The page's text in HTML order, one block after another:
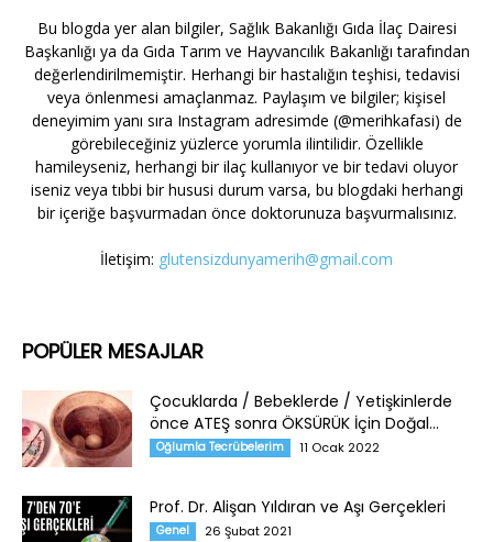
Bu blogda yer alan bilgiler, Sağlık Bakanlığı Gıda İlaç Dairesi
Başkanlığı ya da Gıda Tarım ve Hayvancılık Bakanlığı tarafından
değerlendirilmemiştir. Herhangi bir hastalığın teşhisi, tedavisi
veya önlenmesi amaçlanmaz. Paylaşım ve bilgiler; kişisel
deneyimim yanı sıra Instagram adresimde (@merihkafasi) de
görebileceğiniz yüzlerce yorumla ilintilidir. Özellikle
hamileyseniz, herhangi bir ilaç kullanıyor ve bir tedavi oluyor
iseniz veya tıbbi bir hususi durum varsa, bu blogdaki herhangi
bir içeriğe başvurmadan önce doktorunuza başvurmalısınız.
İletişim: glutensizdunyamerih@gmail.com
POPÜLER MESAJLAR
Çocuklarda / Bebeklerde / Yetişkinlerde
önce ATEŞ sonra ÖKSÜRÜK İçin Doğal...
Oğlumla Tecrübelerim 11 Ocak 2022
Prof. Dr. Alişan Yıldıran ve Aşı Gerçekleri
Genel 26 Şubat 2021